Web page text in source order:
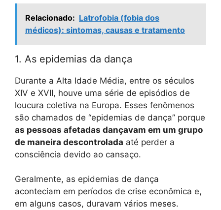
Relacionado: Latrofobia (fobia dos
médicos): sintomas, causas e tratamento
1. As epidemias da dança
Durante a Alta Idade Média, entre os séculos
XIV e XVII, houve uma série de episódios de
loucura coletiva na Europa. Esses fenômenos
são chamados de “epidemias de dança” porque
as pessoas afetadas dançavam em um grupo
de maneira descontrolada até perder a
consciência devido ao cansaço.
Geralmente, as epidemias de dança
aconteciam em períodos de crise econômica e,
em alguns casos, duravam vários meses.